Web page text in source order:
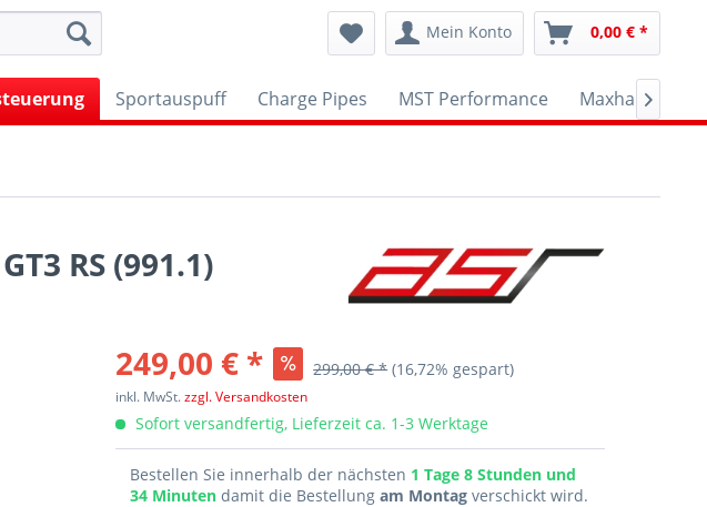
Mein Konto 0,00 € *
Sportauspuff Charge Pipes MST Performance Maxhaust

RS (991.1)
249,00 € * 299,00 € * (16,72% gespart)
inkl. MwSt.zzgl. Versandkosten
Sofort versandfertig, Lieferzeit ca. 1-3 Werktage
Bestellen Sie innerhalb der nächsten 1 Tage 8 Stunden und
34 Minutendamit die Bestellungam Montag verschickt wird.